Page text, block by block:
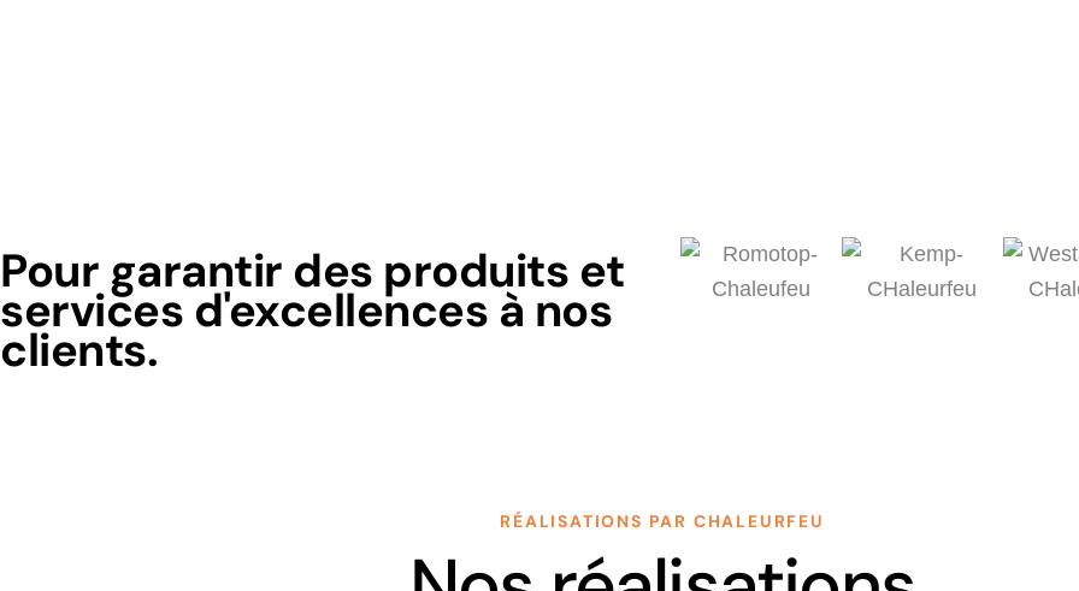
Pour garantir des produits et
services d'excellences à nos
clients.
RÉALISATIONS PAR CHALEURFEU